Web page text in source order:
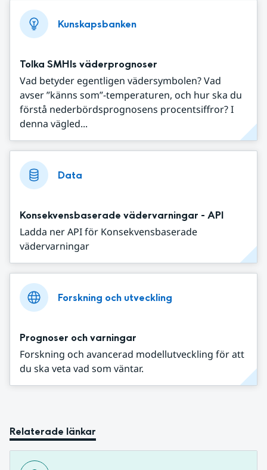
Kunskapsbanken
Tolka SMHIs väderprognoser
Vad betyder egentligen vädersymbolen? Vad
avser ”känns som”-temperaturen, och hur ska du
förstå nederbördsprognosens procentsiffror? I
denna vägled...
Data
Konsekvensbaserade vädervarningar - API
Ladda ner API för Konsekvensbaserade
vädervarningar
Forskning och utveckling
Prognoser och varningar
Forskning och avancerad modellutveckling för att
du ska veta vad som väntar.
Relaterade länkar